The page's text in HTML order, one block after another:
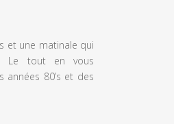
et une matinale qui
Le tout en vous
80’s et des